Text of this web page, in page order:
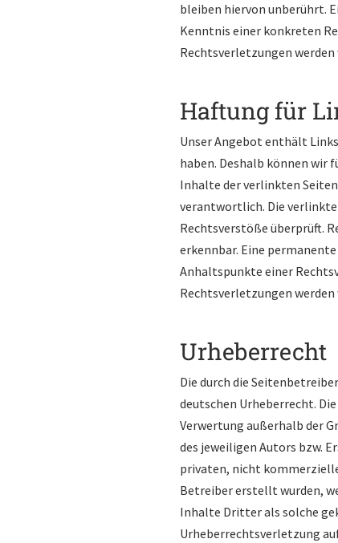
bleiben hiervon unberührt.
Kenntnis einer konkreten
Rechtsverletzungen
Haftung für
Unser Angebot enthält
haben. Deshalb können wir
Inhalte der verlinkten
verantwortlich. Die
Rechtsverstöße überprüft.
erkennbar. Eine
Anhaltspunkte einer
Rechtsverletzungen
Urheberrecht
Die durch die
deutschen Urheberrecht.
Verwertung außerhalb der
des jeweiligen Autors bzw.
privaten, nicht
Betreiber erstellt wurden,
Inhalte Dritter als solche
Urheberrechtsverletzung